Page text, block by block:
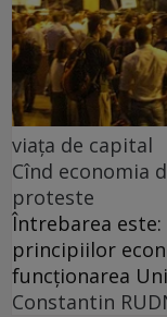
viața de capital
Cînd economia
proteste
Întrebarea
principiilor
funcționarea
Constantin